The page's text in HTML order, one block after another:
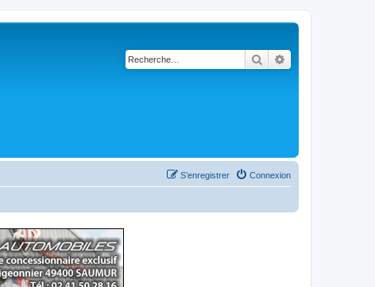
Rechercher
Connexion
S’enregistrer